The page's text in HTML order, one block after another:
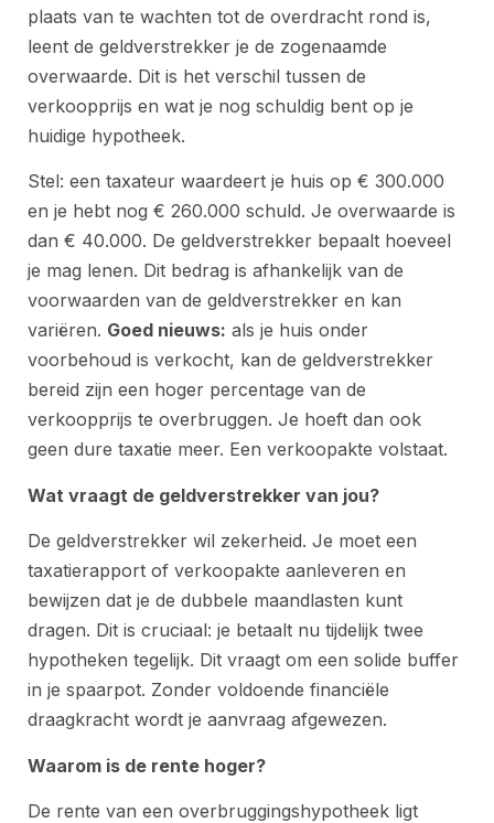
plaats van te wachten tot de overdracht rond is,
leent de geldverstrekker je de zogenaamde
overwaarde. Dit is het verschil tussen de
verkoopprijs en wat je nog schuldig bent op je
huidige hypotheek.
Stel: een taxateur waardeert je huis op € 300.000
en je hebt nog € 260.000 schuld. Je overwaarde is
dan € 40.000. De geldverstrekker bepaalt hoeveel
je mag lenen. Dit bedrag is afhankelijk van de
voorwaarden van de geldverstrekker en kan
variëren. Goed nieuws: als je huis onder
voorbehoud is verkocht, kan de geldverstrekker
bereid zijn een hoger percentage van de
verkoopprijs te overbruggen. Je hoeft dan ook
geen dure taxatie meer. Een verkoopakte volstaat.
Wat vraagt de geldverstrekker van jou?
De geldverstrekker wil zekerheid. Je moet een
taxatierapport of verkoopakte aanleveren en
bewijzen dat je de dubbele maandlasten kunt
dragen. Dit is cruciaal: je betaalt nu tijdelijk twee
hypotheken tegelijk. Dit vraagt om een solide buffer
in je spaarpot. Zonder voldoende financiële
draagkracht wordt je aanvraag afgewezen.
Waarom is de rente hoger?
De rente van een overbruggingshypotheek ligt